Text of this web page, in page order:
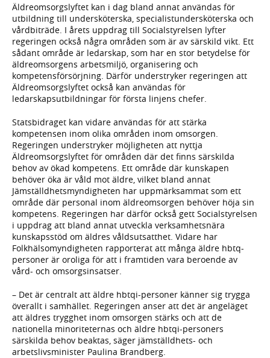
Äldreomsorgslyftet kan i dag bland annat användas för
utbildning till undersköterska, specialistundersköterska och
vårdbiträde. I årets uppdrag till Socialstyrelsen lyfter
regeringen också några områden som är av särskild vikt. Ett
sådant område är ledarskap, som har en stor betydelse för
äldreomsorgens arbetsmiljö, organisering och
kompetensförsörjning. Därför understryker regeringen att
Äldreomsorgslyftet också kan användas för
ledarskapsutbildningar för första linjens chefer.
Statsbidraget kan vidare användas för att stärka
kompetensen inom olika områden inom omsorgen.
Regeringen understryker möjligheten att nyttja
Äldreomsorgslyftet för områden där det finns särskilda
behov av ökad kompetens. Ett område där kunskapen
behöver öka är våld mot äldre, vilket bland annat
Jämställdhetsmyndigheten har uppmärksammat som ett
område där personal inom äldreomsorgen behöver höja sin
kompetens. Regeringen har därför också gett Socialstyrelsen
i uppdrag att bland annat utveckla verksamhetsnära
kunskapsstöd om äldres våldsutsatthet. Vidare har
Folkhälsomyndigheten rapporterat att många äldre hbtq-
personer är oroliga för att i framtiden vara beroende av
vård- och omsorgsinsatser.
– Det är centralt att äldre hbtqi-personer känner sig trygga
överallt i samhället. Regeringen anser att det är angeläget
att äldres trygghet inom omsorgen stärks och att de
nationella minoriteternas och äldre hbtqi-personers
särskilda behov beaktas, säger jämställdhets- och
arbetslivsminister Paulina Brandberg.